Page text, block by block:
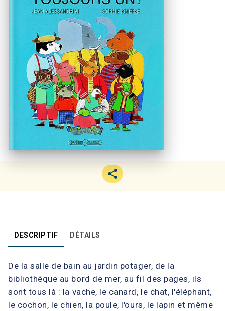
DESCRIPTIF DÉTAILS
De la salle de bain au jardin potager, de la
bibliothèque au bord de mer, au fil des pages, ils
sont tous là : la vache, le canard, le chat, l'éléphant,
le cochon, le chien, la poule, l'ours, le lapin et même